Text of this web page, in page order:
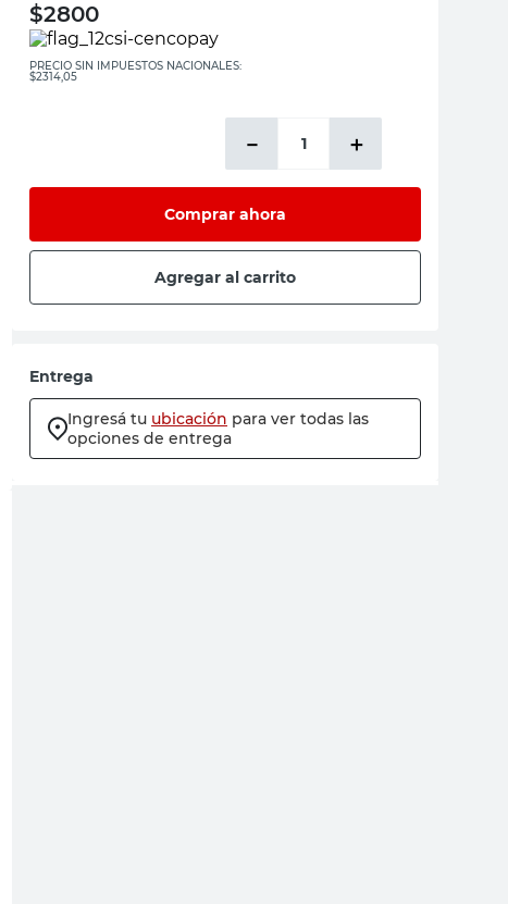
$2800
PRECIO SIN IMPUESTOS NACIONALES:
$2314,05
＋
－
Comprar ahora
Agregar al carrito
Entrega
Ingresá tu ubicación para ver todas las
opciones de entrega